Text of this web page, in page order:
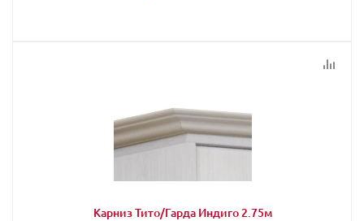
Карниз Тито/Гарда Индиго 2.75м